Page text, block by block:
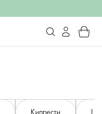
Кипрести